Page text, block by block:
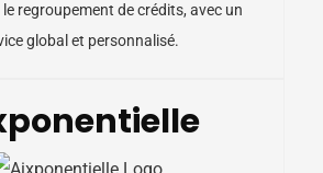
regroupement de crédits, avec un
global et personnalisé.